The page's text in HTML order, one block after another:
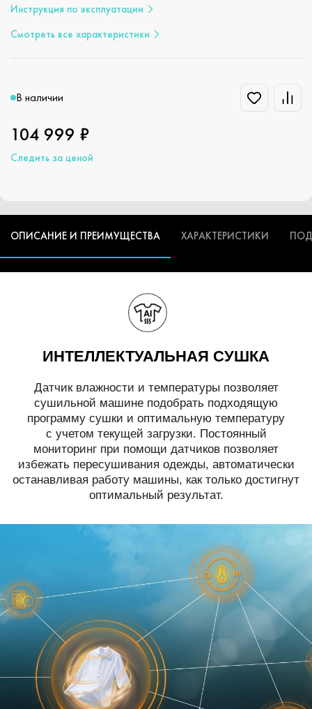
Инструкция по эксплуатации
Смотреть все характеристики
В наличии
104 999 ₽
Следить за ценой
ОПИСАНИЕ И ПРЕИМУЩЕСТВА ХАРАКТЕРИСТИКИ
ИНТЕЛЛЕКТУАЛЬНАЯ СУШКА
Датчик влажности и температуры позволяет
сушильной машине подобрать подходящую
программу сушки и оптимальную температуру
с учетом текущей загрузки. Постоянный
мониторинг при помощи датчиков позволяет
избежать пересушивания одежды, автоматически
останавливая работу машины, как только достигнут
оптимальный результат.